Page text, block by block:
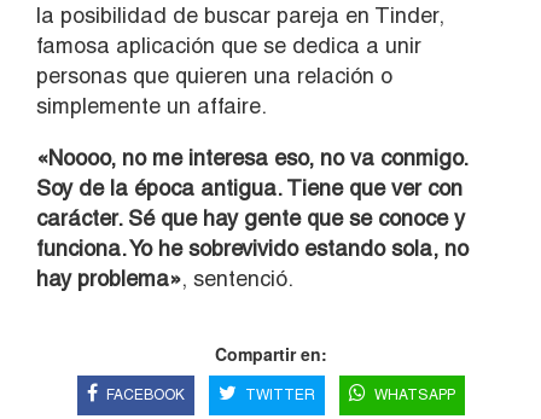
la posibilidad de buscar pareja en Tinder,
famosa aplicación que se dedica a unir
personas que quieren una relación o
simplemente un affaire.
«Noooo, no me interesa eso, no va conmigo.
Soy de la época antigua. Tiene que ver con
carácter. Sé que hay gente que se conoce y
funciona. Yo he sobrevivido estando sola, no
hay problema», sentenció.
Compartir en:
FACEBOOK TWITTER WHATSAPP